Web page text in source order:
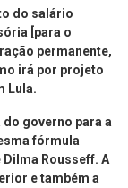
do salário
[para o
permanente,
irá por projeto
Lula.
governo para a
fórmula
Rousseff. A
e também a